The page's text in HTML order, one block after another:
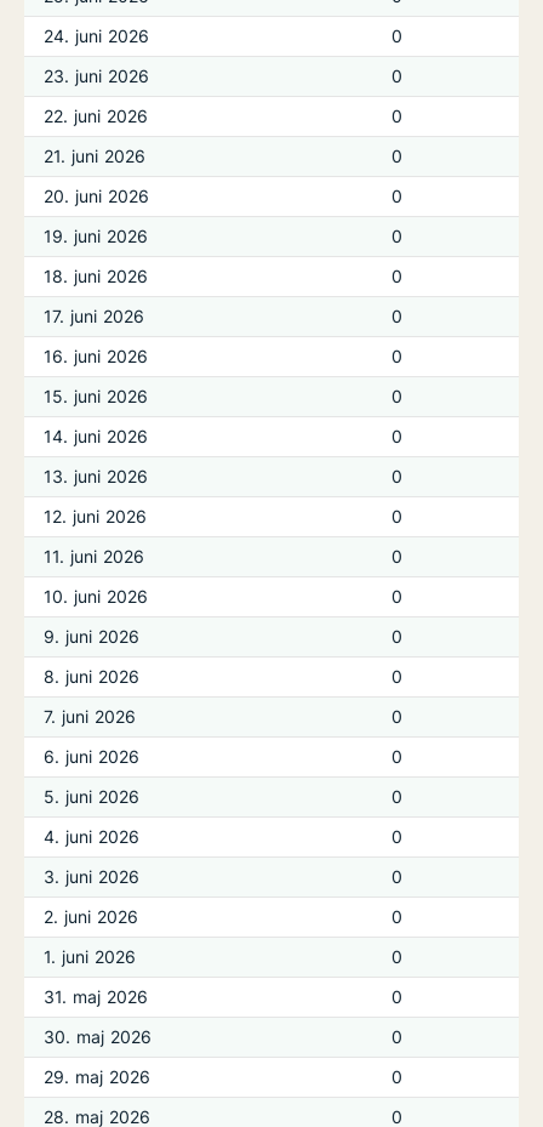
24. juni 2026
0
23. juni 2026
0
22. juni 2026
0
21. juni 2026
0
20. juni 2026
0
19. juni 2026
0
18. juni 2026
0
17. juni 2026
0
16. juni 2026
0
15. juni 2026
0
14. juni 2026
0
13. juni 2026
0
12. juni 2026
0
11. juni 2026
0
10. juni 2026
0
9. juni 2026
0
8. juni 2026
0
7. juni 2026
0
6. juni 2026
0
5. juni 2026
0
4. juni 2026
0
3. juni 2026
0
2. juni 2026
0
1. juni 2026
0
31. maj 2026
0
30. maj 2026
0
29. maj 2026
0
28. maj 2026
0